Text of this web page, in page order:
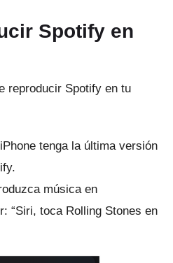
Spotify en
reproducir Spotify en tu
tenga la última versión
música en
“Siri, toca Rolling Stones en